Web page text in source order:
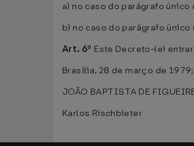
a) no caso do parágrafo
b) no caso do parágrafo
Art. 6º Este Decreto-lei
Brasília, 28 de março de
JOÃO BAPTISTA DE
Karlos Rischbieter